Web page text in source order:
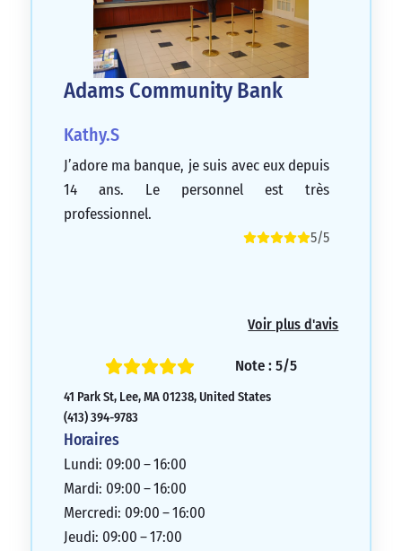
Adams Community Bank
Kathy.S
J’adore ma banque, je suis avec eux depuis
14 ans. Le personnel est très
professionnel.
5/5
Voir plus d'avis
Note : 5/5
41 Park St, Lee, MA 01238, United States
(413) 394-9783
Horaires
Lundi: 09:00 – 16:00
Mardi: 09:00 – 16:00
Mercredi: 09:00 – 16:00
Jeudi: 09:00 – 17:00